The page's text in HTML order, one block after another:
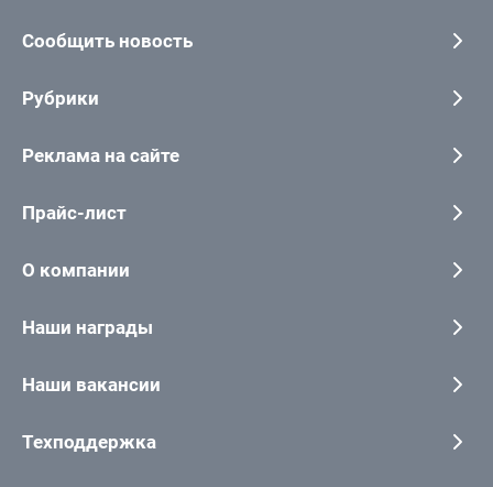
Сообщить новость
Рубрики
Реклама на сайте
Прайс-лист
О компании
Наши награды
Наши вакансии
Техподдержка